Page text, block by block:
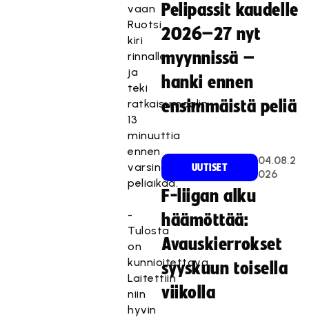
vaan
Ruotsi
kiri
rinnalle
ja
teki
ratkaisumaalin
13
minuuttia
ennen
varsinaista
peliaikaa.
-
Tulosta
on
kunnioitettava.
Laitettiin
niin
hyvin
Pelipassit kaudelle
2026–27 nyt
myynnissä –
hanki ennen
ensimmäistä peliä
UUTISET
04.08.2
026
F-liigan alku
häämöttää:
Avauskierrokset
syyskuun toisella
viikolla